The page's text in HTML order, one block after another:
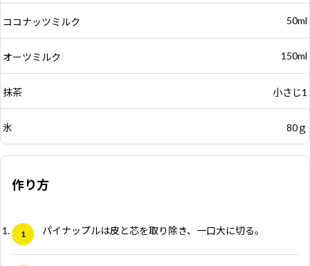
ココナッツミルク 50ml
オーツミルク 150ml
抹茶 小さじ1
氷 80ｇ
作り方
パイナップルは皮と芯を取り除き、一口大に切る。